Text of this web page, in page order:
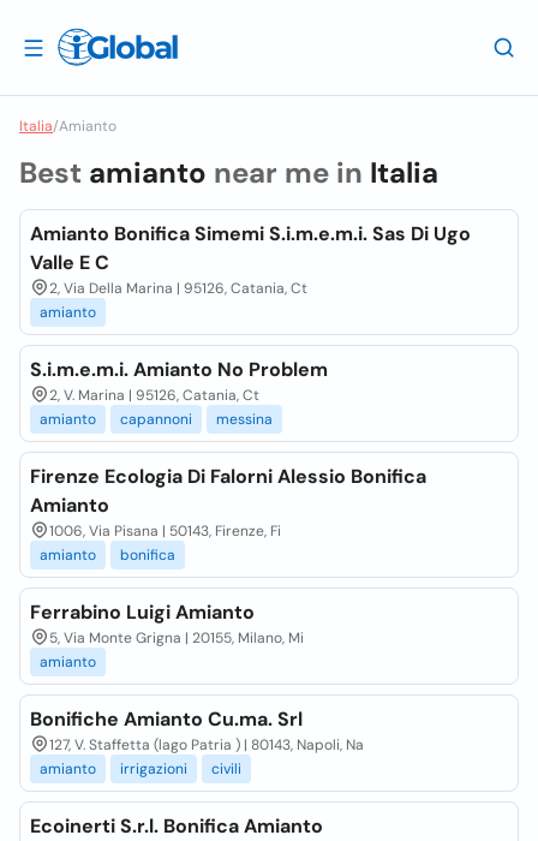
Italia/Amianto
Best amianto near me in Italia
Amianto Bonifica Simemi S.i.m.e.m.i. Sas Di Ugo
Valle E C
2, Via Della Marina | 95126, Catania, Ct
amianto
S.i.m.e.m.i. Amianto No Problem
2, V. Marina | 95126, Catania, Ct
amianto
capannoni messina
Firenze Ecologia Di Falorni Alessio Bonifica
Amianto
1006, Via Pisana | 50143, Firenze, Fi
amianto
bonifica
Ferrabino Luigi Amianto
5, Via Monte Grigna | 20155, Milano, Mi
amianto
Bonifiche Amianto Cu.ma. Srl
127, V. Staffetta (lago Patria ) | 80143, Napoli, Na
amianto
irrigazioni civili
Ecoinerti S.r.l. Bonifica Amianto